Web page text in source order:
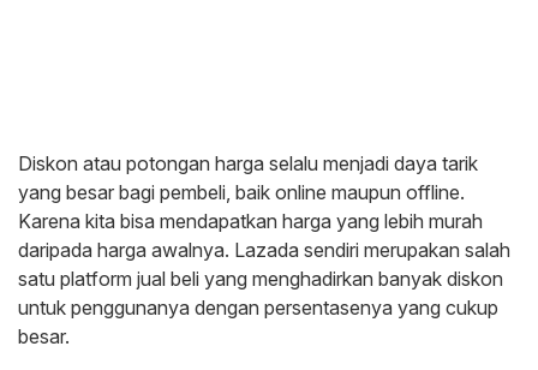
Diskon atau potongan harga selalu menjadi daya tarik
yang besar bagi pembeli, baik online maupun offline.
Karena kita bisa mendapatkan harga yang lebih murah
daripada harga awalnya. Lazada sendiri merupakan salah
satu platform jual beli yang menghadirkan banyak diskon
untuk penggunanya dengan persentasenya yang cukup
besar.